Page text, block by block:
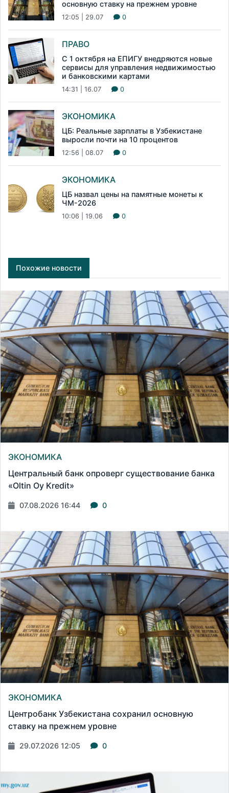
основную ставку на прежнем уровне
12:05 | 29.07 0
ПРАВО
С 1 октября на ЕПИГУ внедряются новые
сервисы для управления недвижимостью
и банковскими картами
14:31 | 16.07 0
ЭКОНОМИКА
ЦБ: Реальные зарплаты в Узбекистане
выросли почти на 10 процентов
12:56 | 08.07 0
ЭКОНОМИКА
ЦБ назвал цены на памятные монеты к
ЧМ-2026
10:06 | 19.06 0
Похожие новости
ЭКОНОМИКА
Центральный банк опроверг существование банка
«Oltin Oy Kredit»
07.08.2026 16:44 0
ЭКОНОМИКА
Центробанк Узбекистана сохранил основную
ставку на прежнем уровне
29.07.2026 12:05 0